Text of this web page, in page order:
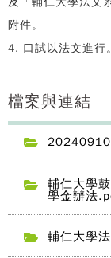
附件。
4. 口試以法文進行。
檔案與連結
輔仁大學
學金辦法
輔仁大學